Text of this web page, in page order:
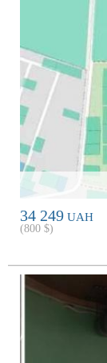
34 249 UAH
(800 $)